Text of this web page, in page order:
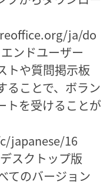
ja/do
ンドユーザー
トや質問掲示板
ることで、ボラン
トを受けることが
japanese/16
スクトップ版
てのバージョン